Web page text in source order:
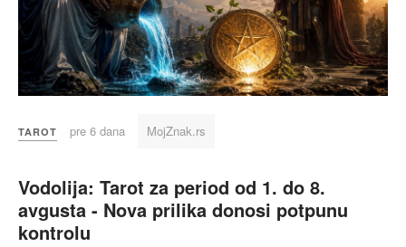
TAROT pre 6 dana MojZnak.rs
Vodolija: Tarot za period od 1. do 8.
avgusta - Nova prilika donosi potpunu
kontrolu